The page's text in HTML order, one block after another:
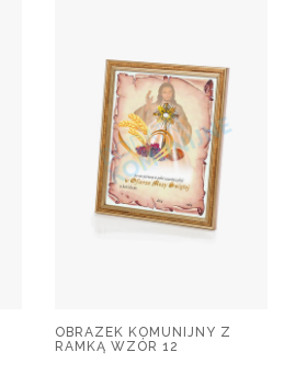
OBRAZEK KOMUNIJNY Z
RAMKĄ WZÓR 12